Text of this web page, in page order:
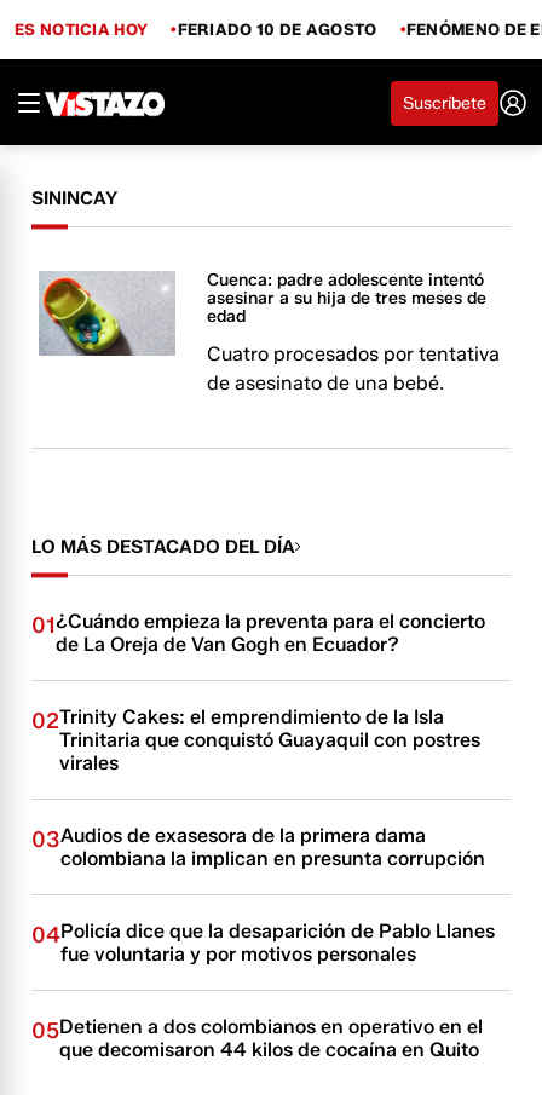
ES NOTICIA HOY FERIADO 10 DE AGOSTO FENÓMENO DE
Suscríbete
SININCAY
Cuenca: padre adolescente intentó
asesinar a su hija de tres meses de
edad
Cuatro procesados por tentativa
de asesinato de una bebé.
LO MÁS DESTACADO DEL DÍA
01¿Cuándo empieza la preventa para el concierto
de La Oreja de Van Gogh en Ecuador?
02Trinity Cakes: el emprendimiento de la Isla
Trinitaria que conquistó Guayaquil con postres
virales
03Audios de exasesora de la primera dama
colombiana la implican en presunta corrupción
04Policía dice que la desaparición de Pablo Llanes
fue voluntaria y por motivos personales
05Detienen a dos colombianos en operativo en el
que decomisaron 44 kilos de cocaína en Quito